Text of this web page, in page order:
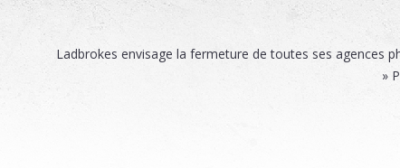
Ladbrokes envisage la fermeture de toutes ses agences
»